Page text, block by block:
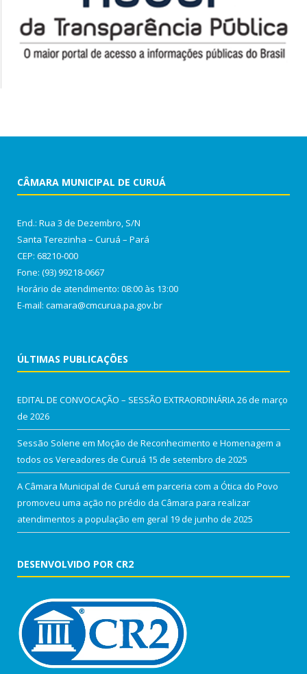
CÂMARA MUNICIPAL DE CURUÁ
End.: Rua 3 de Dezembro, S/N
Santa Terezinha – Curuá – Pará
CEP: 68210-000
Fone: (93) 99218-0667
Horário de atendimento: 08:00 às 13:00
E-mail: camara@cmcurua.pa.gov.br
ÚLTIMAS PUBLICAÇÕES
EDITAL DE CONVOCAÇÃO – SESSÃO EXTRAORDINÁRIA26 de março
de 2026
Sessão Solene em Moção de Reconhecimento e Homenagem a
todos os Vereadores de Curuá 15 de setembro de 2025
A Câmara Municipal de Curuá em parceria com a Ótica do Povo
promoveu uma ação no prédio da Câmara para realizar
atendimentos a população em geral 19 de junho de 2025
DESENVOLVIDO POR CR2